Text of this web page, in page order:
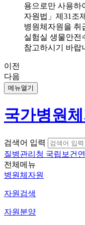
용으로만 사용하
자원법」제31조
병원체자원을 취
실험실 생물안전
참고하시기 바랍
이전
다음
메뉴열기
국가병원
검색어 입력
질병관리청 국립보건
전체메뉴
병원체자원
자원검색
자원분양